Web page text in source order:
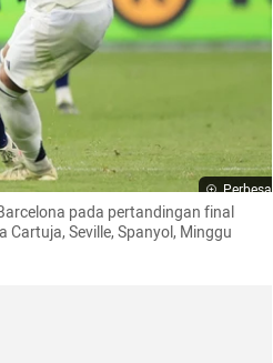
Perbesar
pada pertandingan final
Cartuja, Seville, Spanyol, Minggu